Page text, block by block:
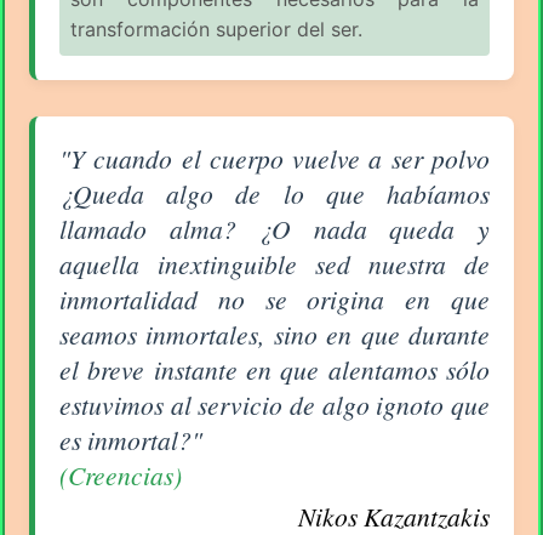
transformación superior del ser.
Aforismo sobre Creencias de Nikos Kazantzakis
"Y cuando el cuerpo vuelve a ser polvo
¿Queda algo de lo que habíamos
llamado alma? ¿O nada queda y
aquella inextinguible sed nuestra de
inmortalidad no se origina en que
seamos inmortales, sino en que durante
el breve instante en que alentamos sólo
estuvimos al servicio de algo ignoto que
es inmortal?"
(Creencias)
Nikos Kazantzakis